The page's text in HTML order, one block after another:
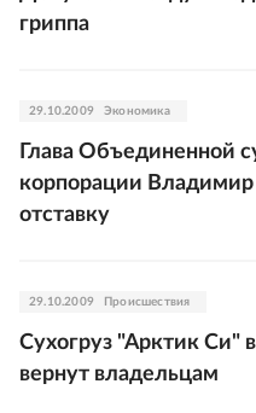
гриппа
29.10.2009 Экономика
Глава Объединенной
корпорации
отставку
29.10.2009 Происшествия
Сухогруз "Арктик Си"
вернут владельцам